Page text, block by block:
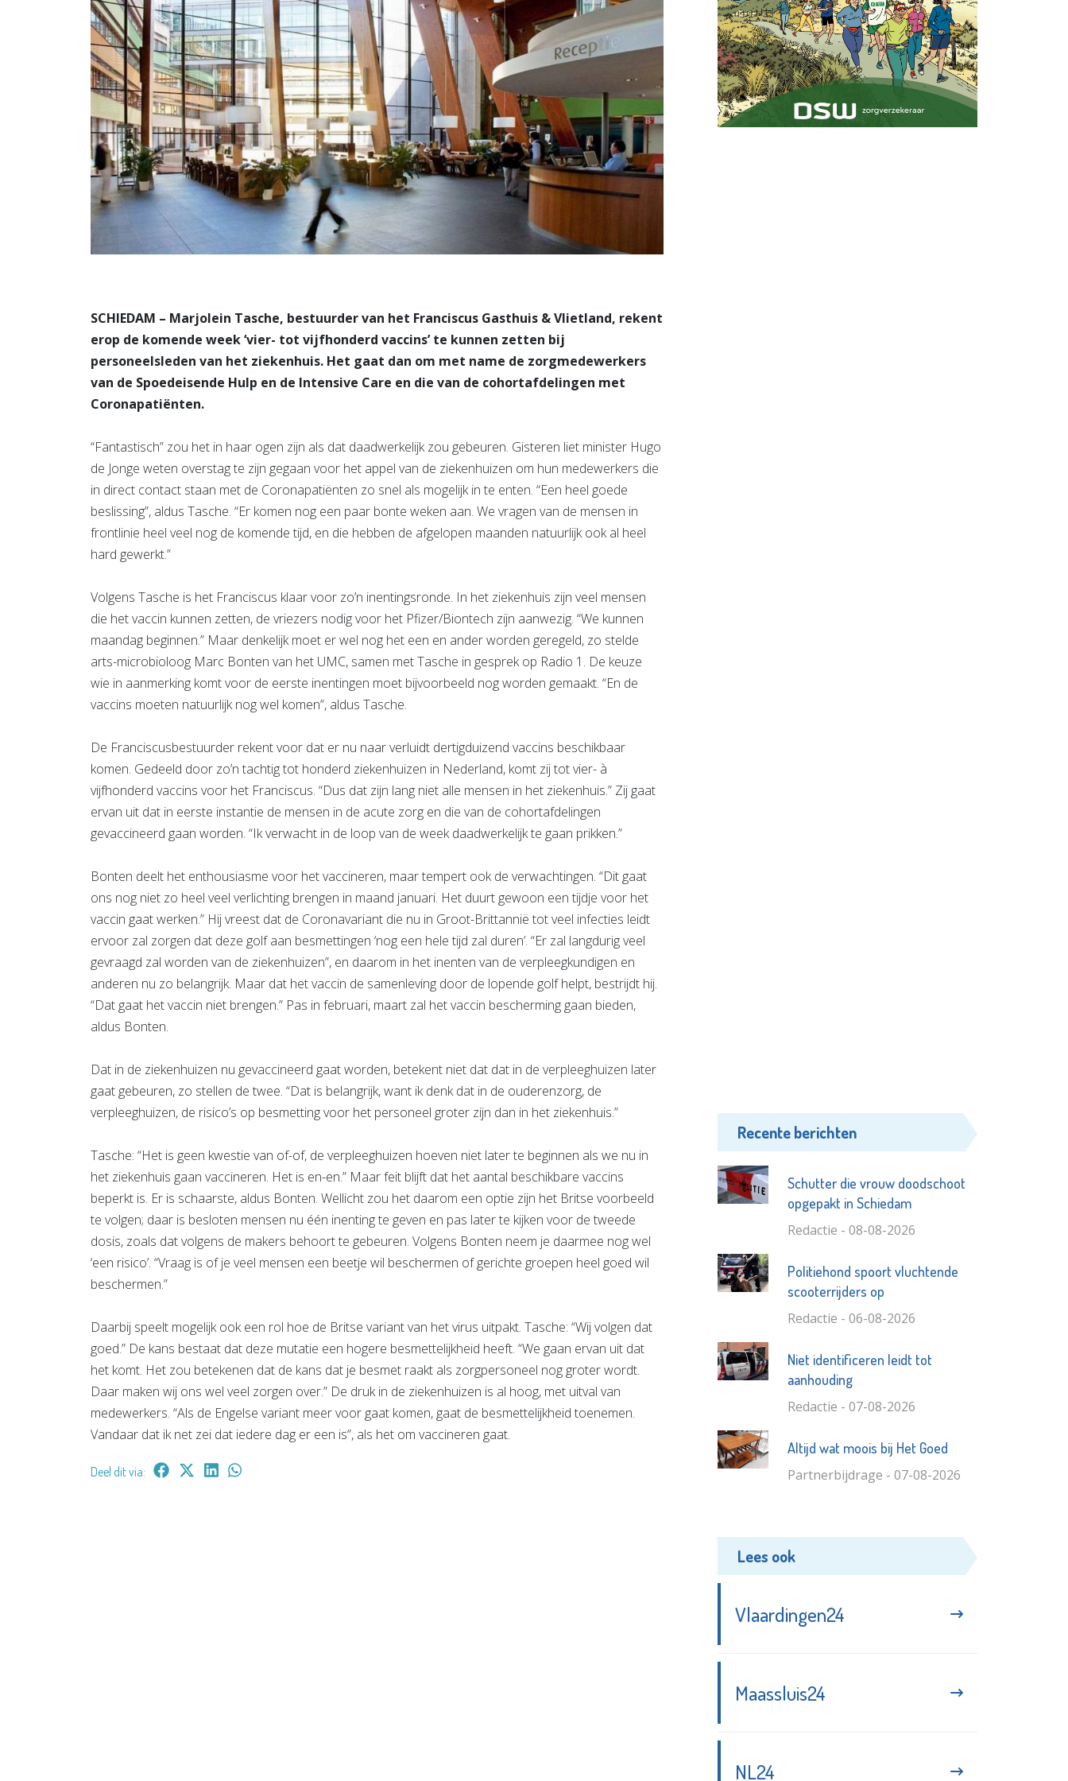
SCHIEDAM – Marjolein Tasche, bestuurder van het Franciscus Gasthuis & Vlietland, rekent
erop de komende week ‘vier- tot vijfhonderd vaccins’ te kunnen zetten bij
personeelsleden van het ziekenhuis. Het gaat dan om met name de zorgmedewerkers
van de Spoedeisende Hulp en de Intensive Care en die van de cohortafdelingen met
Coronapatiënten.
“Fantastisch” zou het in haar ogen zijn als dat daadwerkelijk zou gebeuren. Gisteren liet minister Hugo
de Jonge weten overstag te zijn gegaan voor het appel van de ziekenhuizen om hun medewerkers die
in direct contact staan met de Coronapatiënten zo snel als mogelijk in te enten. “Een heel goede
beslissing”, aldus Tasche. “Er komen nog een paar bonte weken aan. We vragen van de mensen in
frontlinie heel veel nog de komende tijd, en die hebben de afgelopen maanden natuurlijk ook al heel
hard gewerkt.”
Volgens Tasche is het Franciscus klaar voor zo’n inentingsronde. In het ziekenhuis zijn veel mensen
die het vaccin kunnen zetten, de vriezers nodig voor het Pfizer/Biontech zijn aanwezig. “We kunnen
maandag beginnen.” Maar denkelijk moet er wel nog het een en ander worden geregeld, zo stelde
arts-microbioloog Marc Bonten van het UMC, samen met Tasche in gesprek op Radio 1. De keuze
wie in aanmerking komt voor de eerste inentingen moet bijvoorbeeld nog worden gemaakt. “En de
vaccins moeten natuurlijk nog wel komen”, aldus Tasche.
De Franciscusbestuurder rekent voor dat er nu naar verluidt dertigduizend vaccins beschikbaar
komen. Gedeeld door zo’n tachtig tot honderd ziekenhuizen in Nederland, komt zij tot vier- à
vijfhonderd vaccins voor het Franciscus. “Dus dat zijn lang niet alle mensen in het ziekenhuis.” Zij gaat
ervan uit dat in eerste instantie de mensen in de acute zorg en die van de cohortafdelingen
gevaccineerd gaan worden. “Ik verwacht in de loop van de week daadwerkelijk te gaan prikken.”
Bonten deelt het enthousiasme voor het vaccineren, maar tempert ook de verwachtingen. “Dit gaat
ons nog niet zo heel veel verlichting brengen in maand januari. Het duurt gewoon een tijdje voor het
vaccin gaat werken.” Hij vreest dat de Coronavariant die nu in Groot-Brittannië tot veel infecties leidt
ervoor zal zorgen dat deze golf aan besmettingen ‘nog een hele tijd zal duren’. “Er zal langdurig veel
gevraagd zal worden van de ziekenhuizen”, en daarom in het inenten van de verpleegkundigen en
anderen nu zo belangrijk. Maar dat het vaccin de samenleving door de lopende golf helpt, bestrijdt hij.
“Dat gaat het vaccin niet brengen.” Pas in februari, maart zal het vaccin bescherming gaan bieden,
aldus Bonten.
Dat in de ziekenhuizen nu gevaccineerd gaat worden, betekent niet dat dat in de verpleeghuizen later
gaat gebeuren, zo stellen de twee. “Dat is belangrijk, want ik denk dat in de ouderenzorg, de
verpleeghuizen, de risico’s op besmetting voor het personeel groter zijn dan in het ziekenhuis.”
Tasche: “Het is geen kwestie van of-of, de verpleeghuizen hoeven niet later te beginnen als we nu in
het ziekenhuis gaan vaccineren. Het is en-en.” Maar feit blijft dat het aantal beschikbare vaccins
beperkt is. Er is schaarste, aldus Bonten. Wellicht zou het daarom een optie zijn het Britse voorbeeld
te volgen; daar is besloten mensen nu één inenting te geven en pas later te kijken voor de tweede
dosis, zoals dat volgens de makers behoort te gebeuren. Volgens Bonten neem je daarmee nog wel
‘een risico’. “Vraag is of je veel mensen een beetje wil beschermen of gerichte groepen heel goed wil
beschermen.”
Daarbij speelt mogelijk ook een rol hoe de Britse variant van het virus uitpakt. Tasche: “Wij volgen dat
goed.” De kans bestaat dat deze mutatie een hogere besmettelijkheid heeft. “We gaan ervan uit dat
het komt. Het zou betekenen dat de kans dat je besmet raakt als zorgpersoneel nog groter wordt.
Daar maken wij ons wel veel zorgen over.” De druk in de ziekenhuizen is al hoog, met uitval van
medewerkers. “Als de Engelse variant meer voor gaat komen, gaat de besmettelijkheid toenemen.
Vandaar dat ik net zei dat iedere dag er een is”, als het om vaccineren gaat.
Deel dit via:
Recente berichten
Schutter die vrouw doodschoot
opgepakt in Schiedam
Redactie - 08-08-2026
Politiehond spoort vluchtende
scooterrijders op
Redactie - 06-08-2026
Niet identificeren leidt tot
aanhouding
Redactie - 07-08-2026
Altijd wat moois bij Het Goed
Partnerbijdrage - 07-08-2026
Lees ook
Vlaardingen24
Maassluis24
NL24